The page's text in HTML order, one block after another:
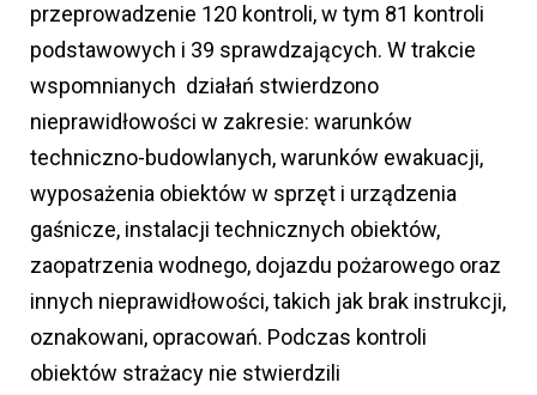
przeprowadzenie 120 kontroli, w tym 81 kontroli
podstawowych i 39 sprawdzających. W trakcie
wspomnianych działań stwierdzono
nieprawidłowości w zakresie: warunków
techniczno-budowlanych, warunków ewakuacji,
wyposażenia obiektów w sprzęt i urządzenia
gaśnicze, instalacji technicznych obiektów,
zaopatrzenia wodnego, dojazdu pożarowego oraz
innych nieprawidłowości, takich jak brak instrukcji,
oznakowani, opracowań. Podczas kontroli
obiektów strażacy nie stwierdzili